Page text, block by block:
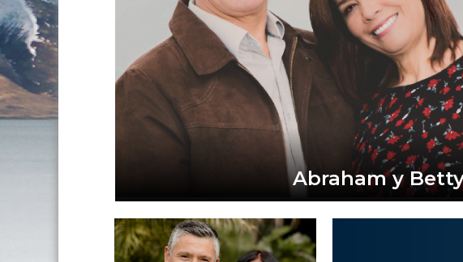
Abraham y